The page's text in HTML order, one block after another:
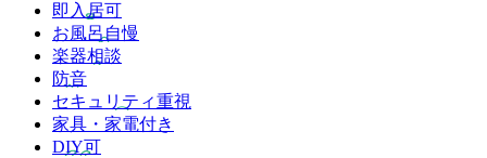
即入居可
お風呂自慢
楽器相談
防音
セキュリティ重視
家具・家電付き
DIY可